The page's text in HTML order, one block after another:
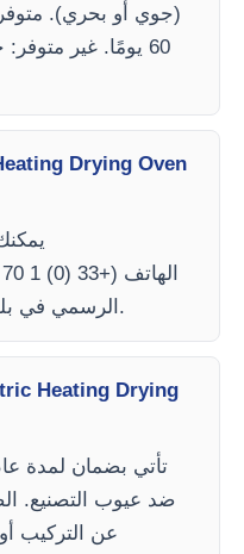
50) أو عبر موقع Kalstein الرسمي في بلدك.
ضد عيوب التصنيع.
عن التركيب